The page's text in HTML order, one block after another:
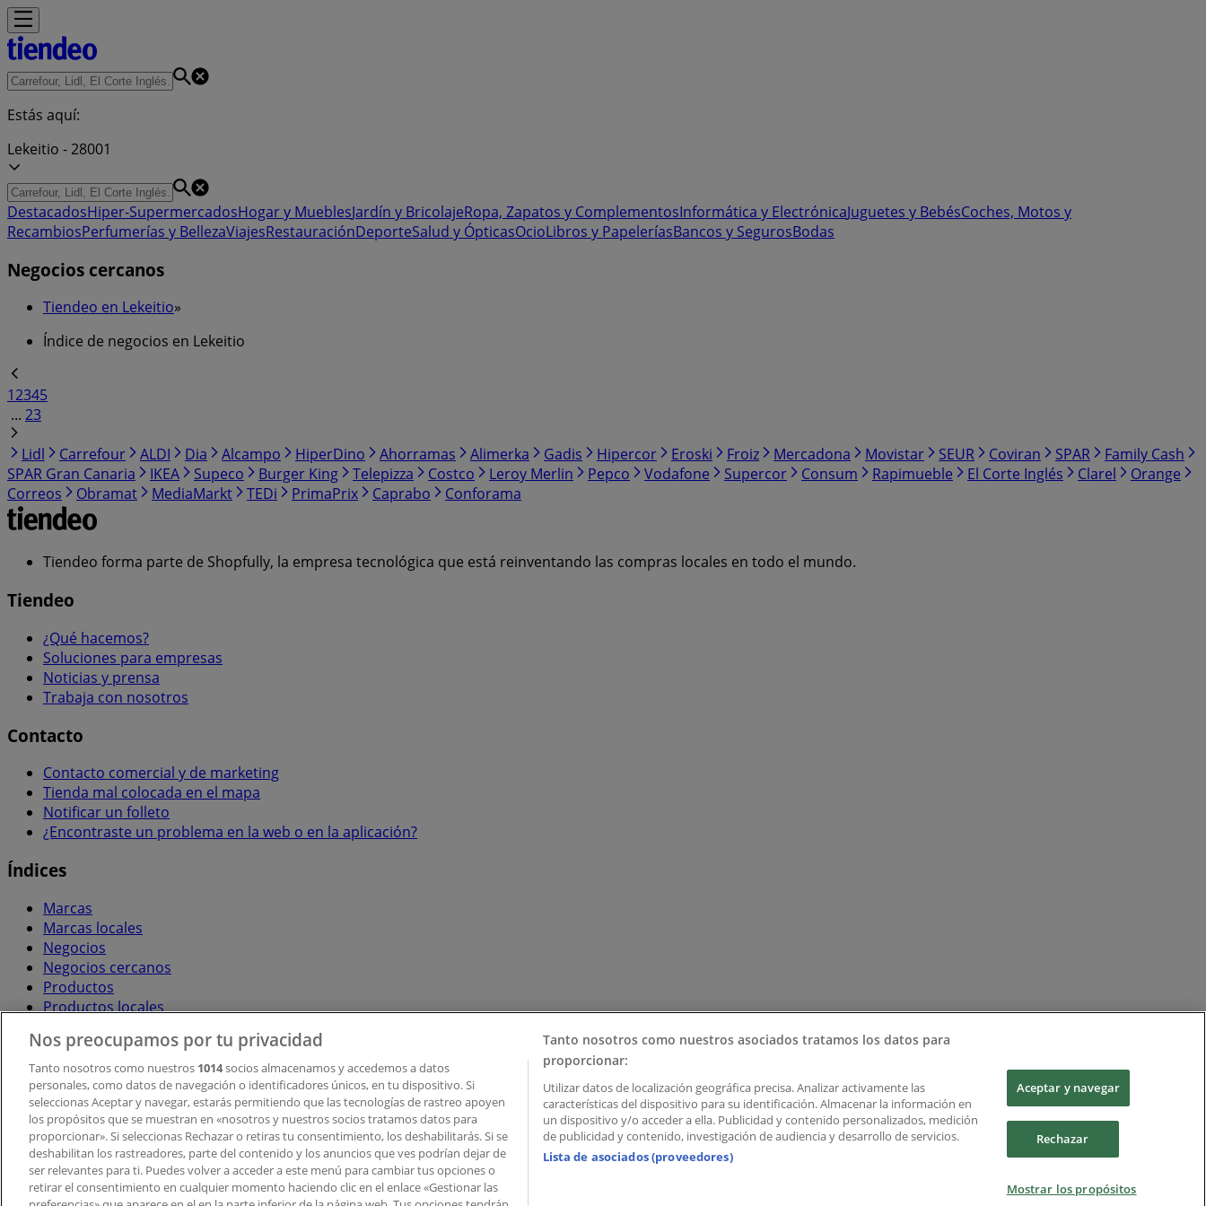
Estás aquí:
Lekeitio - 28001
DestacadosHiper-SupermercadosHogar y MueblesJardín y BricolajeRopa, Zapatos y ComplementosInformática y ElectrónicaJuguetes y BebésCoches, Motos y
RecambiosPerfumerías y BellezaViajesRestauraciónDeporteSalud y ÓpticasOcioLibros y PapeleríasBancos y SegurosBodas
Negocios cercanos
Tiendeo en Lekeitio»
Índice de negocios en Lekeitio
12345
... 23
Lidl
Carrefour ALDI Dia Alcampo HiperDino Ahorramas Alimerka Gadis Hipercor Eroski Froiz Mercadona Movistar SEUR Coviran SPAR
Family Cash
SPAR Gran Canaria
IKEA Supeco Burger King Telepizza Costco Leroy Merlin Pepco Vodafone Supercor Consum Rapimueble El Corte Inglés Clarel
Orange
Correos
Obramat MediaMarkt TEDi PrimaPrix Caprabo Conforama
Tiendeo forma parte de Shopfully, la empresa tecnológica que está reinventando las compras locales en todo el mundo.
Tiendeo
¿Qué hacemos?
Soluciones para empresas
Noticias y prensa
Trabaja con nosotros
Contacto
Contacto comercial y de marketing
Tienda mal colocada en el mapa
Notificar un folleto
¿Encontraste un problema en la web o en la aplicación?
Índices
Marcas
Marcas locales
Negocios
Negocios cercanos
Productos
Productos locales
Descargar la APP Tiendeo
Copyright © Tiendeo ® 2026 · Shopfully Marketing S.L.U. – Palau de Mar – 08039 Barcelona, Spain
Nos preocupamos por tu privacidad
Tanto nosotros como nuestros 1014socios almacenamos y accedemos a datos
personales, como datos de navegación o identificadores únicos, en tu dispositivo. Si
seleccionas Aceptar y navegar, estarás permitiendo que las tecnologías de rastreo apoyen
los propósitos que se muestran en «nosotros y nuestros socios tratamos datos para
proporcionar». Si seleccionas Rechazar o retiras tu consentimiento, los deshabilitarás. Si se
deshabilitan los rastreadores, parte del contenido y los anuncios que ves podrían dejar de
ser relevantes para ti. Puedes volver a acceder a este menú para cambiar tus opciones o
retirar el consentimiento en cualquier momento haciendo clic en el enlace «Gestionar las
Tanto nosotros como nuestros asociados tratamos los datos para
proporcionar:
Utilizar datos de localización geográfica precisa. Analizar activamente las
características del dispositivo para su identificación. Almacenar la información en
un dispositivo y/o acceder a ella. Publicidad y contenido personalizados, medición
de publicidad y contenido, investigación de audiencia y desarrollo de servicios.
Lista de asociados (proveedores)
Aceptar y navegar
Rechazar
Mostrar los propósitos